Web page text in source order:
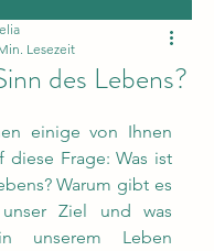
des Lebens?
Lesezeit
Sternen bewertet.
einige von Ihnen
diese Frage: Was ist
Warum gibt es
Ziel und was
unserem Leben